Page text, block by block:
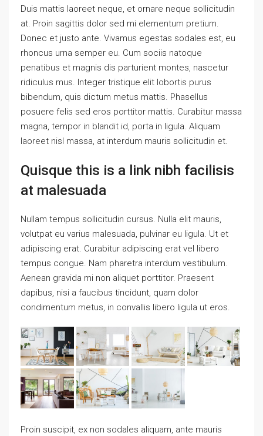
Duis mattis laoreet neque, et ornare neque sollicitudin
at. Proin sagittis dolor sed mi elementum pretium.
Donec et justo ante. Vivamus egestas sodales est, eu
rhoncus urna semper eu. Cum sociis natoque
penatibus et magnis dis parturient montes, nascetur
ridiculus mus. Integer tristique elit lobortis purus
bibendum, quis dictum metus mattis. Phasellus
posuere felis sed eros porttitor mattis. Curabitur massa
magna, tempor in blandit id, porta in ligula. Aliquam
laoreet nisl massa, at interdum mauris sollicitudin et.
Quisque this is a link nibh facilisis
at malesuada
Nullam tempus sollicitudin cursus. Nulla elit mauris,
volutpat eu varius malesuada, pulvinar eu ligula. Ut et
adipiscing erat. Curabitur adipiscing erat vel libero
tempus congue. Nam pharetra interdum vestibulum.
Aenean gravida mi non aliquet porttitor. Praesent
dapibus, nisi a faucibus tincidunt, quam dolor
condimentum metus, in convallis libero ligula ut eros.
Proin suscipit, ex non sodales aliquam, ante mauris